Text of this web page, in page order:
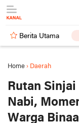
Berita Utama
Home › Daerah
Rutan
Nabi,
Warga